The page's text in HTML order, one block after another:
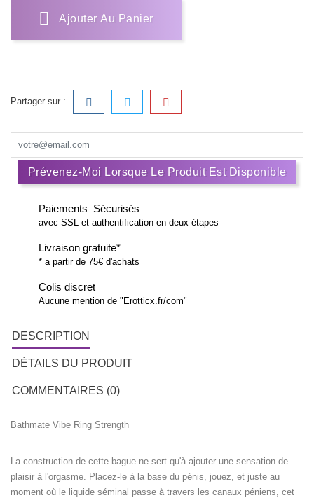
Ajouter Au Panier
Partager sur :
Prévenez-Moi Lorsque Le Produit Est Disponible
Paiements Sécurisés
avec SSL et authentification en deux étapes
Livraison gratuite*
* a partir de 75€ d'achats
Colis discret
Aucune mention de "Erotticx.fr/com"
DESCRIPTION
DÉTAILS DU PRODUIT
COMMENTAIRES (0)
Bathmate Vibe Ring Strength
La construction de cette bague ne sert qu'à ajouter une sensation de
plaisir à l'orgasme. Placez-le à la base du pénis, jouez, et juste au
moment où le liquide séminal passe à travers les canaux péniens, cet